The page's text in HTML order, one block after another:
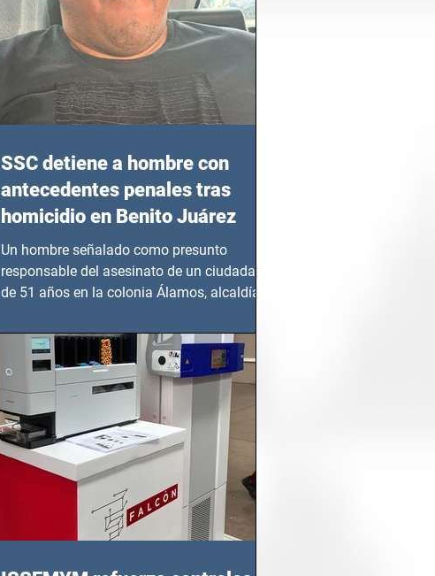
SSC detiene a hombre con
antecedentes penales tras
homicidio en Benito Juárez
Un hombre señalado como presunto
responsable del asesinato de un ciudadano
de 51 años en la colonia Álamos, alcaldía